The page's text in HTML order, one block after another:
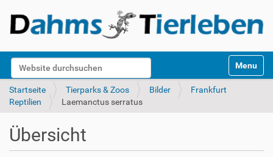
Website durchsuchen
k
Toggle
Startseite Tierparks & Zoos Bilder
Frankfurt
Reptilien
Laemanctus serratus
Übersicht